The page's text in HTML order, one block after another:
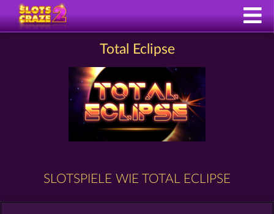
Total Eclipse
SLOTSPIELE WIE TOTAL ECLIPSE